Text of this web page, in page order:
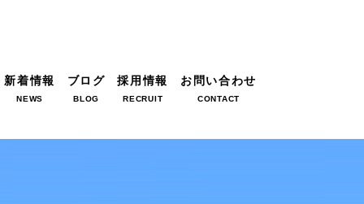
新着情報
NEWS
ブログ
BLOG
採用情報
RECRUIT
お問い合わせ
CONTACT